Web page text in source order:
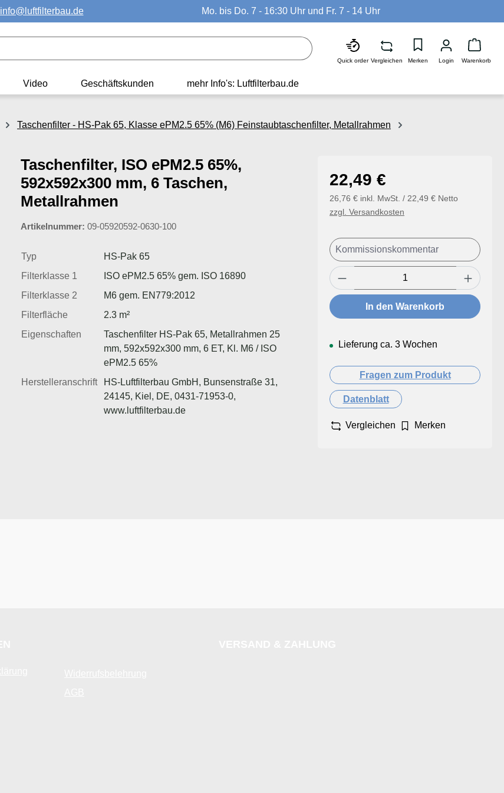
info@luftfilterbau.de Mo. bis Do. 7 - 16:30 Uhr und Fr. 7 - 14 Uhr
Quick order Vergleichen Merken Login Warenkorb
Video Geschäftskunden mehr Info's: Luftfilterbau.de
Taschenfilter - HS-Pak 65, Klasse ePM2.5 65% (M6) Feinstaubtaschenfilter, Metallrahmen
Taschenfilter, ISO ePM2.5 65%,
592x592x300 mm, 6 Taschen,
Metallrahmen
Artikelnummer: 09-05920592-0630-100
Typ
HS-Pak 65
Filterklasse 1
ISO ePM2.5 65% gem. ISO 16890
Filterklasse 2
M6 gem. EN779:2012
Filterfläche
2.3 m²
Eigenschaften
Taschenfilter HS-Pak 65, Metallrahmen 25
mm, 592x592x300 mm, 6 ET, Kl. M6 / ISO
ePM2.5 65%
Herstelleranschrift
HS-Luftfilterbau GmbH, Bunsenstraße 31,
24145, Kiel, DE, 0431-71953-0,
www.luftfilterbau.de
Regulärer Preis:
22,49 €
26,76 € inkl. MwSt. / 22,49 € Netto
zzgl. Versandkosten
Produkt Anzahl: Gib den
In den Warenkorb
Lieferung ca. 3 Wochen
Fragen zum Produkt
Datenblatt
Vergleichen Merken